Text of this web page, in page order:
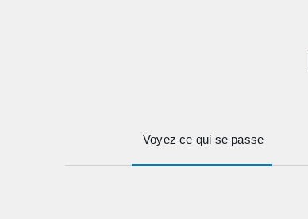
Voyez ce qui se passe